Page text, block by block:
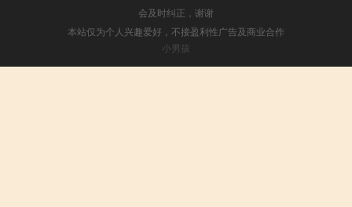
会及时纠正，谢谢
本站仅为个人兴趣爱好，不接盈利性广告及商业合作
小男孩